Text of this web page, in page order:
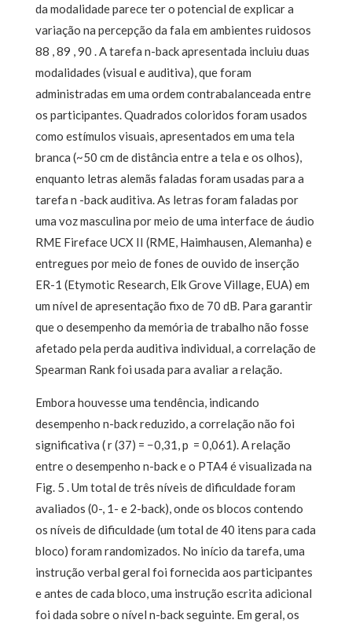
da modalidade parece ter o potencial de explicar a
variação na percepção da fala em ambientes ruidosos
88 , 89 , 90 . A tarefa n-back apresentada incluiu duas
modalidades (visual e auditiva), que foram
administradas em uma ordem contrabalanceada entre
os participantes. Quadrados coloridos foram usados ​​
como estímulos visuais, apresentados em uma tela
branca (~50 cm de distância entre a tela e os olhos),
enquanto letras alemãs faladas foram usadas para a
tarefa n -back auditiva. As letras foram faladas por
uma voz masculina por meio de uma interface de áudio
RME Fireface UCX II (RME, Haimhausen, Alemanha) e
entregues por meio de fones de ouvido de inserção
ER-1 (Etymotic Research, Elk Grove Village, EUA) em
um nível de apresentação fixo de 70 dB. Para garantir
que o desempenho da memória de trabalho não fosse
afetado pela perda auditiva individual, a correlação de
Spearman Rank foi usada para avaliar a relação.
Embora houvesse uma tendência, indicando
desempenho n-back reduzido, a correlação não foi
significativa ( r (37) = −0,31, p = 0,061). A relação
entre o desempenho n-back e o PTA4 é visualizada na
Fig. 5 . Um total de três níveis de dificuldade foram
avaliados (0-, 1- e 2-back), onde os blocos contendo
os níveis de dificuldade (um total de 40 itens para cada
bloco) foram randomizados. No início da tarefa, uma
instrução verbal geral foi fornecida aos participantes
e antes de cada bloco, uma instrução escrita adicional
foi dada sobre o nível n-back seguinte. Em geral, os